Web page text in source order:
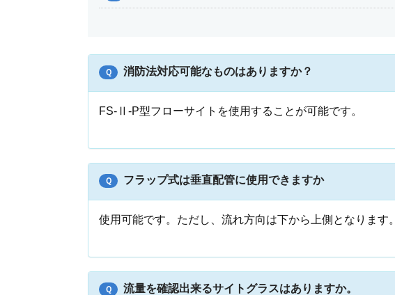
Ｑ 消防法対応可能なものはありますか？
FS-Ⅱ-P型フローサイトを使用することが可能です。
Ｑ フラップ式は垂直配管に使用できますか
使用可能です。ただし、流れ方向は下から上側となります。
Ｑ 流量を確認出来るサイトグラスはありますか。